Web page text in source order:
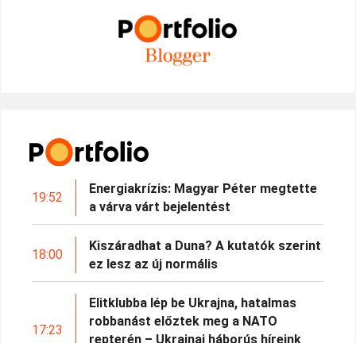
19:52
Energiakrízis: Magyar Péter megtette
a várva várt bejelentést
18:00
Kiszáradhat a Duna? A kutatók szerint
ez lesz az új normális
17:23
Elitklubba lép be Ukrajna, hatalmas
robbanást előztek meg a NATO
repterén – Ukrajnai háborús híreink